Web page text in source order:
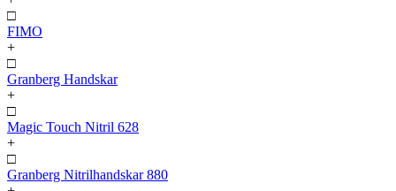
□
FIMO
+
□
Granberg Handskar
+
□
Magic Touch Nitril 628
+
□
Granberg Nitrilhandskar 880